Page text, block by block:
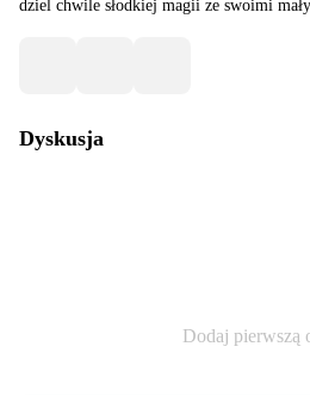
dziel chwile słodkiej magii ze swoimi
Dyskusja
Dodaj pierwszą